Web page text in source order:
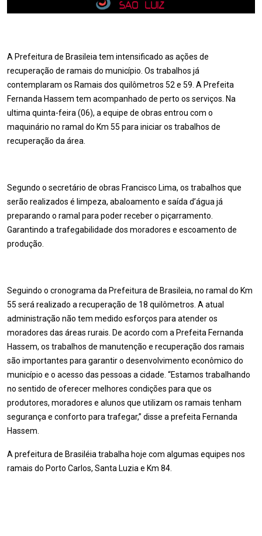
A Prefeitura de Brasileia tem intensificado as ações de
recuperação de ramais do município. Os trabalhos já
contemplaram os Ramais dos quilômetros 52 e 59. A Prefeita
Fernanda Hassem tem acompanhado de perto os serviços. Na
ultima quinta-feira (06), a equipe de obras entrou com o
maquinário no ramal do Km 55 para iniciar os trabalhos de
recuperação da área.
Segundo o secretário de obras Francisco Lima, os trabalhos que
serão realizados é limpeza, abaloamento e saída d’água já
preparando o ramal para poder receber o piçarramento.
Garantindo a trafegabilidade dos moradores e escoamento de
produção.
Seguindo o cronograma da Prefeitura de Brasileia, no ramal do Km
55 será realizado a recuperação de 18 quilômetros. A atual
administração não tem medido esforços para atender os
moradores das áreas rurais. De acordo com a Prefeita Fernanda
Hassem, os trabalhos de manutenção e recuperação dos ramais
são importantes para garantir o desenvolvimento econômico do
município e o acesso das pessoas a cidade. “Estamos trabalhando
no sentido de oferecer melhores condições para que os
produtores, moradores e alunos que utilizam os ramais tenham
segurança e conforto para trafegar,” disse a prefeita Fernanda
Hassem.
A prefeitura de Brasiléia trabalha hoje com algumas equipes nos
ramais do Porto Carlos, Santa Luzia e Km 84.